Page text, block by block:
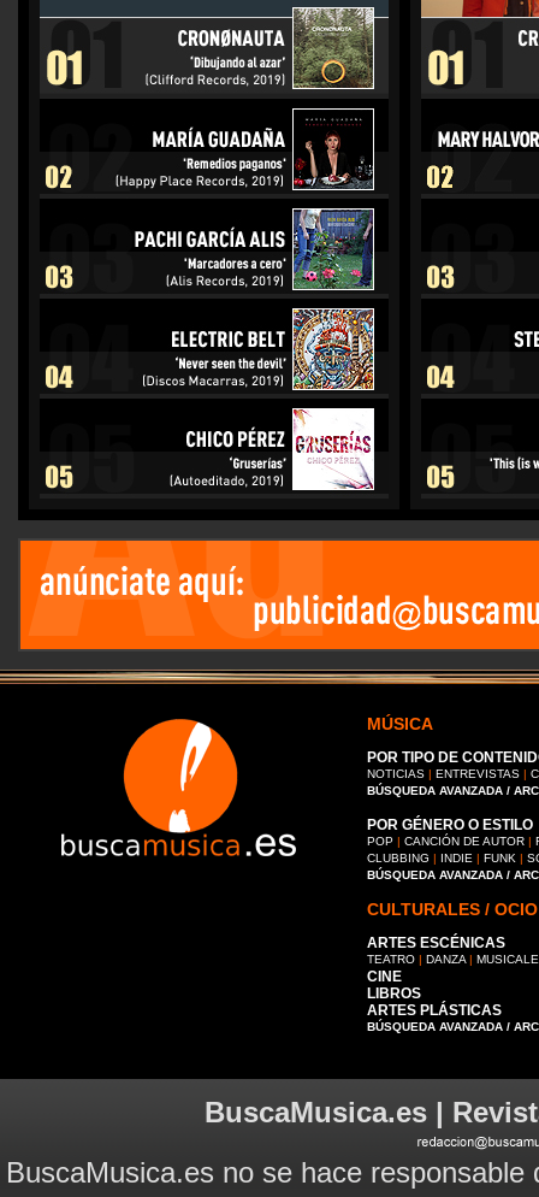
MÚSICA
POR TIPO DE
NOTICIAS | ENTREVISTAS |
BÚSQUEDA AVANZADA /
POR GÉNERO O ESTILO
POP | CANCIÓN DE AUTOR |
CLUBBING | INDIE | FUNK |
BÚSQUEDA AVANZADA /
CULTURALES / OCIO
ARTES ESCÉNICAS
TEATRO | DANZA |
CINE
LIBROS
ARTES PLÁSTICAS
BÚSQUEDA AVANZADA /
BuscaMusica.es |
BuscaMusica.es no se hace